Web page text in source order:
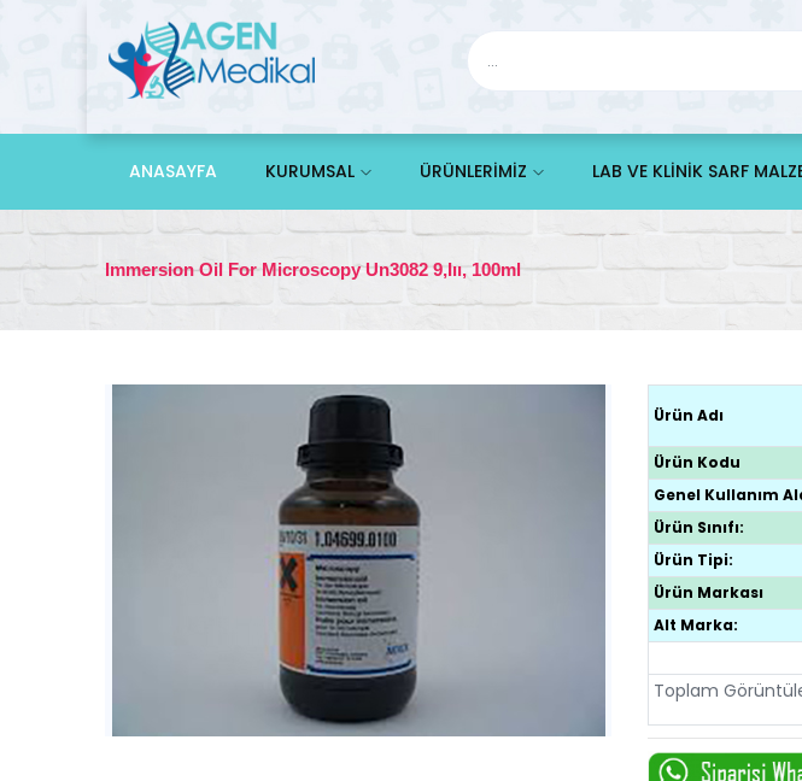
ANASAYFA KURUMSAL ÜRÜNLERİMİZ LAB VE KLİNİK SARF
Immersion Oil For Microscopy Un3082 9,ııı, 100ml
Ürün Adı
Ürün Kodu
Genel Kullanım
Ürün Sınıfı:
Ürün Tipi:
Ürün Markası
Alt Marka:
Toplam